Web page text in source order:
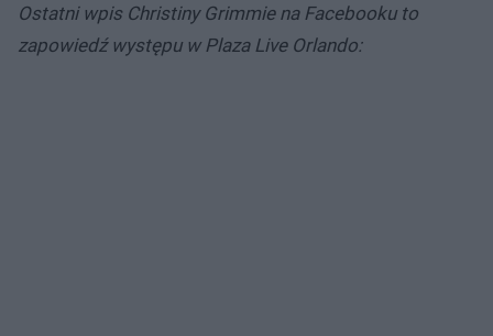
Ostatni wpis Christiny Grimmie na Facebooku to
zapowiedź występu w Plaza Live Orlando: